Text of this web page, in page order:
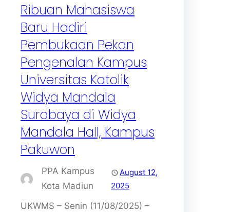
Ribuan Mahasiswa
Baru Hadiri
Pembukaan Pekan
Pengenalan Kampus
Universitas Katolik
Widya Mandala
Surabaya di Widya
Mandala Hall, Kampus
Pakuwon
PPA Kampus
Kota Madiun
August 12,
2025
UKWMS – Senin (11/08/2025) –